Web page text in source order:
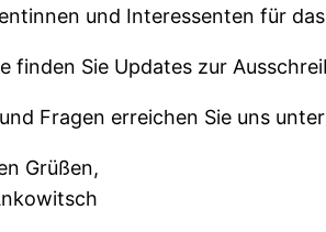
und Interessenten für
finden Sie Updates zur
Fragen erreichen Sie uns
Grüßen,